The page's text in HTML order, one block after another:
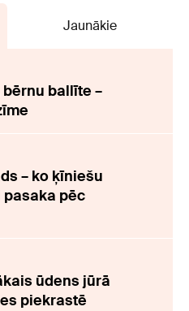
Jaunākie
ballīte –
– ko ķīniešu
pasaka pēc
ūdens jūrā
piekrastē